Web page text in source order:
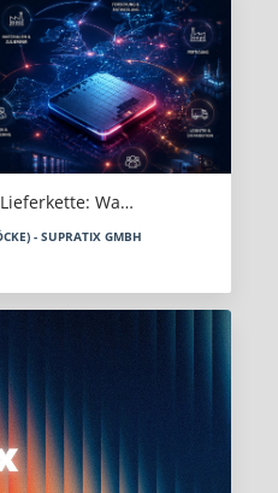
Wa…
- SUPRATIX GMBH